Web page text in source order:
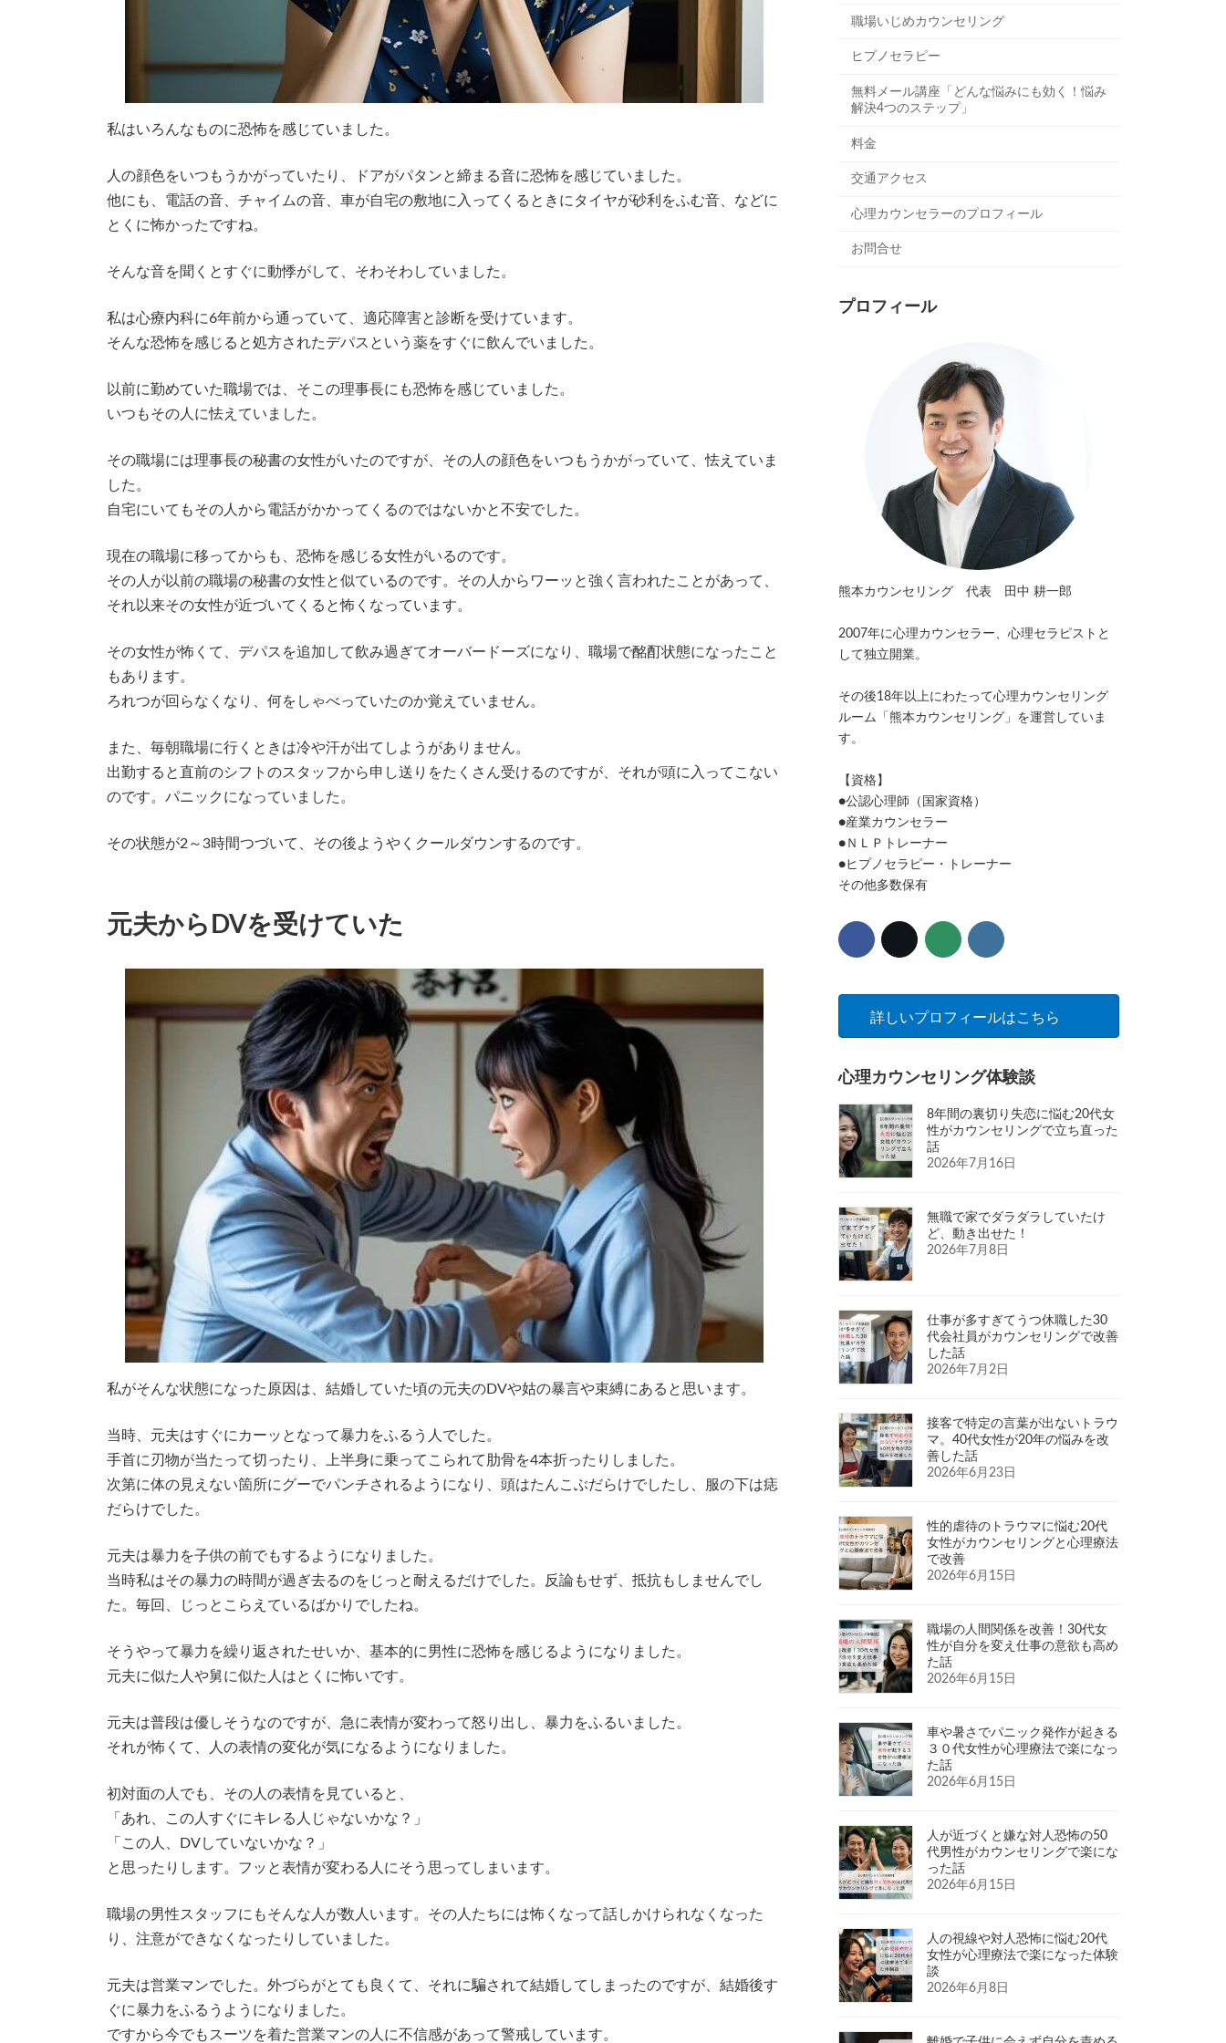
私はいろんなものに恐怖を感じていました。
人の顔色をいつもうかがっていたり、ドアがパタンと締まる音に恐怖を感じていました。
他にも、電話の音、チャイムの音、車が自宅の敷地に入ってくるときにタイヤが砂利をふむ音、などに
とくに怖かったですね。
そんな音を聞くとすぐに動悸がして、そわそわしていました。
私は心療内科に6年前から通っていて、適応障害と診断を受けています。
そんな恐怖を感じると処方されたデパスという薬をすぐに飲んでいました。
以前に勤めていた職場では、そこの理事長にも恐怖を感じていました。
いつもその人に怯えていました。
その職場には理事長の秘書の女性がいたのですが、その人の顔色をいつもうかがっていて、怯えていま
した。
自宅にいてもその人から電話がかかってくるのではないかと不安でした。
現在の職場に移ってからも、恐怖を感じる女性がいるのです。
その人が以前の職場の秘書の女性と似ているのです。その人からワーッと強く言われたことがあって、
それ以来その女性が近づいてくると怖くなっています。
その女性が怖くて、デパスを追加して飲み過ぎてオーバードーズになり、職場で酩酊状態になったこと
もあります。
ろれつが回らなくなり、何をしゃべっていたのか覚えていません。
また、毎朝職場に行くときは冷や汗が出てしようがありません。
出勤すると直前のシフトのスタッフから申し送りをたくさん受けるのですが、それが頭に入ってこない
のです。パニックになっていました。
その状態が2～3時間つづいて、その後ようやくクールダウンするのです。
元夫からDVを受けていた
私がそんな状態になった原因は、結婚していた頃の元夫のDVや姑の暴言や束縛にあると思います。
当時、元夫はすぐにカーッとなって暴力をふるう人でした。
手首に刃物が当たって切ったり、上半身に乗ってこられて肋骨を4本折ったりしました。
次第に体の見えない箇所にグーでパンチされるようになり、頭はたんこぶだらけでしたし、服の下は痣
だらけでした。
元夫は暴力を子供の前でもするようになりました。
当時私はその暴力の時間が過ぎ去るのをじっと耐えるだけでした。反論もせず、抵抗もしませんでし
た。毎回、じっとこらえているばかりでしたね。
そうやって暴力を繰り返されたせいか、基本的に男性に恐怖を感じるようになりました。
元夫に似た人や舅に似た人はとくに怖いです。
元夫は普段は優しそうなのですが、急に表情が変わって怒り出し、暴力をふるいました。
それが怖くて、人の表情の変化が気になるようになりました。
初対面の人でも、その人の表情を見ていると、
「あれ、この人すぐにキレる人じゃないかな？」
「この人、DVしていないかな？」
と思ったりします。フッと表情が変わる人にそう思ってしまいます。
職場の男性スタッフにもそんな人が数人います。その人たちには怖くなって話しかけられなくなった
り、注意ができなくなったりしていました。
元夫は営業マンでした。外づらがとても良くて、それに騙されて結婚してしまったのですが、結婚後す
ぐに暴力をふるうようになりました。
ですから今でもスーツを着た営業マンの人に不信感があって警戒しています。
職場いじめカウンセリング
ヒプノセラピー
無料メール講座「どんな悩みにも効く！悩み
解決4つのステップ」
料金
交通アクセス
心理カウンセラーのプロフィール
お問合せ
プロフィール
熊本カウンセリング 代表 田中 耕一郎
2007年に心理カウンセラー、心理セラピストと
して独立開業。
その後18年以上にわたって心理カウンセリング
ルーム「熊本カウンセリング」を運営していま
す。
【資格】
●公認心理師（国家資格）
●産業カウンセラー
●ＮＬＰトレーナー
●ヒプノセラピー・トレーナー
その他多数保有
詳しいプロフィールはこちら
心理カウンセリング体験談
8年間の裏切り失恋に悩む20代女
性がカウンセリングで立ち直った
話
2026年7月16日
無職で家でダラダラしていたけ
ど、動き出せた！
2026年7月8日
仕事が多すぎてうつ休職した30
代会社員がカウンセリングで改善
した話
2026年7月2日
接客で特定の言葉が出ないトラウ
マ。40代女性が20年の悩みを改
善した話
2026年6月23日
性的虐待のトラウマに悩む20代
女性がカウンセリングと心理療法
で改善
2026年6月15日
職場の人間関係を改善！30代女
性が自分を変え仕事の意欲も高め
た話
2026年6月15日
車や暑さでパニック発作が起きる
３０代女性が心理療法で楽になっ
た話
2026年6月15日
人が近づくと嫌な対人恐怖の50
代男性がカウンセリングで楽にな
った話
2026年6月15日
人の視線や対人恐怖に悩む20代
女性が心理療法で楽になった体験
談
2026年6月8日